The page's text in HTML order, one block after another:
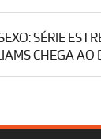
SÉRIE
CHEGA AO